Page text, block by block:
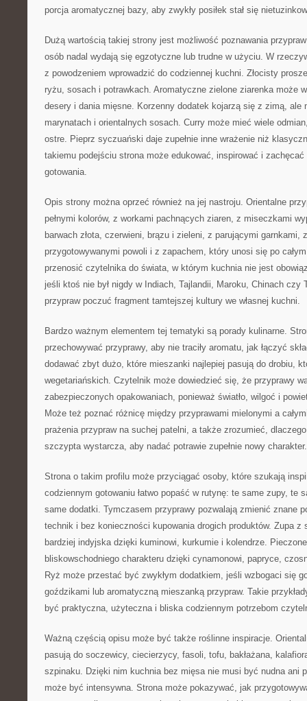
porcja aromatycznej bazy, aby zwykły posiłek stał się
Dużą wartością takiej strony jest możliwość poznawania
osób nadal wydają się egzotyczne lub trudne w użyciu. W
z powodzeniem wprowadzić do codziennej kuchni. Złocisty
ryżu, sosach i potrawkach. Aromatyczne zielone ziarenka może
desery i dania mięsne. Korzenny dodatek kojarzą się z zimą, ale
marynatach i orientalnych sosach. Curry może mieć wiele
ostre. Pieprz syczuański daje zupełnie inne wrażenie niż
takiemu podejściu strona może edukować, inspirować i zachęcać
gotowania.
Opis strony można oprzeć również na jej nastroju. Orientalne
pełnymi kolorów, z workami pachnących ziaren, z miseczkami
barwach złota, czerwieni, brązu i zieleni, z parującymi garnkami,
przygotowywanymi powoli i z zapachem, który unosi się po
przenosić czytelnika do świata, w którym kuchnia nie jest
jeśli ktoś nie był nigdy w Indiach, Tajlandii, Maroku, Chinach czy
przypraw poczuć fragment tamtejszej kultury we własnej kuchni.
Bardzo ważnym elementem tej tematyki są porady kulinarne.
przechowywać przyprawy, aby nie traciły aromatu, jak łączyć
dodawać zbyt dużo, które mieszanki najlepiej pasują do drobiu,
wegetariańskich. Czytelnik może dowiedzieć się, że przyprawy
zabezpieczonych opakowaniach, ponieważ światło, wilgoć i
Może też poznać różnicę między przyprawami mielonymi a
prażenia przypraw na suchej patelni, a także zrozumieć,
szczypta wystarcza, aby nadać potrawie zupełnie nowy charakter.
Strona o takim profilu może przyciągać osoby, które szukają
codziennym gotowaniu łatwo popaść w rutynę: te same zupy, te
same dodatki. Tymczasem przyprawy pozwalają zmienić znane
technik i bez konieczności kupowania drogich produktów. Zupa
bardziej indyjska dzięki kuminowi, kurkumie i kolendrze.
bliskowschodniego charakteru dzięki cynamonowi, papryce,
Ryż może przestać być zwykłym dodatkiem, jeśli wzbogaci się
goździkami lub aromatyczną mieszanką przypraw. Takie
być praktyczna, użyteczna i bliska codziennym potrzebom
Ważną częścią opisu może być także roślinne inspiracje.
pasują do soczewicy, ciecierzycy, fasoli, tofu, bakłażana,
szpinaku. Dzięki nim kuchnia bez mięsa nie musi być nudna ani
może być intensywna. Strona może pokazywać, jak